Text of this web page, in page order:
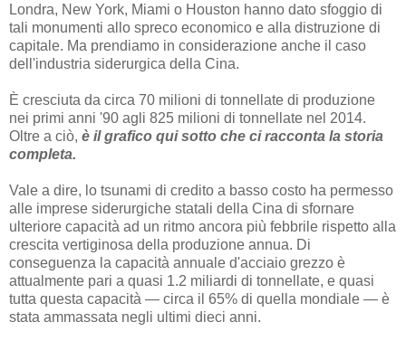
Londra, New York, Miami o Houston hanno dato sfoggio di
tali monumenti allo spreco economico e alla distruzione di
capitale. Ma prendiamo in considerazione anche il caso
dell'industria siderurgica della Cina.
È cresciuta da circa 70 milioni di tonnellate di produzione
nei primi anni '90 agli 825 milioni di tonnellate nel 2014.
Oltre a ciò, è il grafico qui sotto che ci racconta la storia
completa.
Vale a dire, lo tsunami di credito a basso costo ha permesso
alle imprese siderurgiche statali della Cina di sfornare
ulteriore capacità ad un ritmo ancora più febbrile rispetto alla
crescita vertiginosa della produzione annua. Di
conseguenza la capacità annuale d'acciaio grezzo è
attualmente pari a quasi 1.2 miliardi di tonnellate, e quasi
tutta questa capacità — circa il 65% di quella mondiale — è
stata ammassata negli ultimi dieci anni.